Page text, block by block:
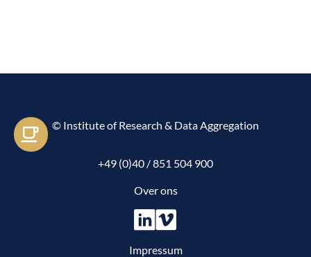
© Institute of Research & Data Aggregation
+49 (0)40 / 851 504 900
Over ons
Impressum